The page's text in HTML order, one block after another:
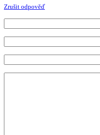
Zrušit odpověď